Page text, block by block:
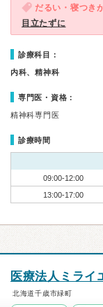
だるい・寝つき
目立たずに
診療科目：
内科、精神科
専門医・資格：
精神科専門医
診療時間
09:00-12:00
13:00-17:00
医療法人ミライ
北海道千歳市緑町